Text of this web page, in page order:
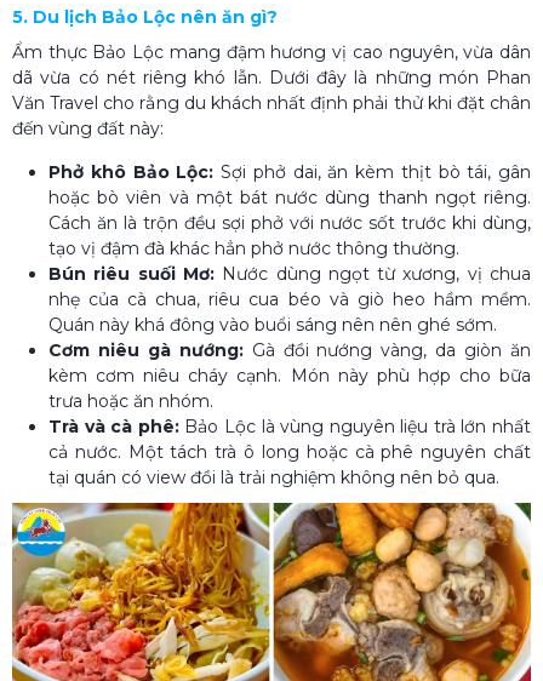
5. Du lịch Bảo Lộc nên ăn gì?
Ẩm thực Bảo Lộc mang đậm hương vị cao nguyên, vừa dân
dã vừa có nét riêng khó lẫn. Dưới đây là những món Phan
Văn Travel cho rằng du khách nhất định phải thử khi đặt chân
đến vùng đất này:
Phở khô Bảo Lộc: Sợi phở dai, ăn kèm thịt bò tái, gân
hoặc bò viên và một bát nước dùng thanh ngọt riêng.
Cách ăn là trộn đều sợi phở với nước sốt trước khi dùng,
tạo vị đậm đà khác hẳn phở nước thông thường.
Bún riêu suối Mơ: Nước dùng ngọt từ xương, vị chua
nhẹ của cà chua, riêu cua béo và giò heo hầm mềm.
Quán này khá đông vào buổi sáng nên nên ghé sớm.
Cơm niêu gà nướng:Gà đồi nướng vàng, da giòn ăn
kèm cơm niêu cháy cạnh. Món này phù hợp cho bữa
trưa hoặc ăn nhóm.
Trà và cà phê:Bảo Lộc là vùng nguyên liệu trà lớn nhất
cả nước. Một tách trà ô long hoặc cà phê nguyên chất
tại quán có view đồi là trải nghiệm không nên bỏ qua.